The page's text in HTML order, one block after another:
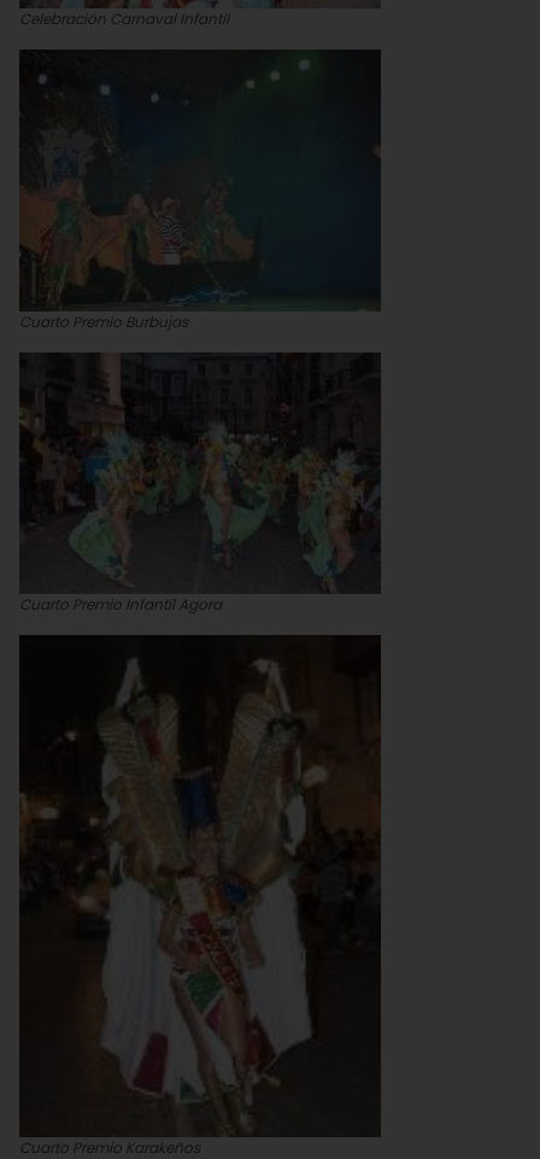
Celebración Carnaval Infantil
Cuarto Premio Burbujas
Cuarto Premio Infantil Agora
Cuarto Premio Karakeños